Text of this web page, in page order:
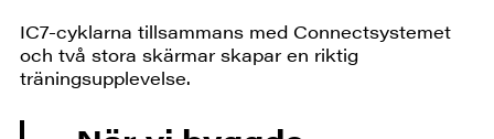
IC7-cyklarna tillsammans med Connectsystemet
och två stora skärmar skapar en riktig
träningsupplevelse.